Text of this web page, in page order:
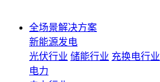
全场景解决方案
新能源发电
光伏行业 储能行业 充换电行业
电力